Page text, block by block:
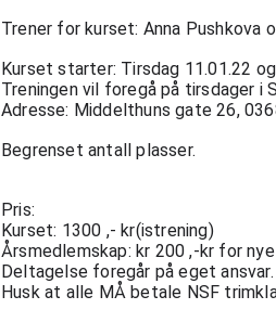
Trener for kurset: Anna Pushkova
Kurset starter: Tirsdag 11.01.22
Treningen vil foregå på tirsdager i
Adresse: Middelthuns gate 26,
Begrenset antall plasser.
Pris:
Kurset: 1300 ,- kr(istrening)
Årsmedlemskap: kr 200 ,-kr for
Deltagelse foregår på eget ansvar.
Husk at alle MÅ betale NSF